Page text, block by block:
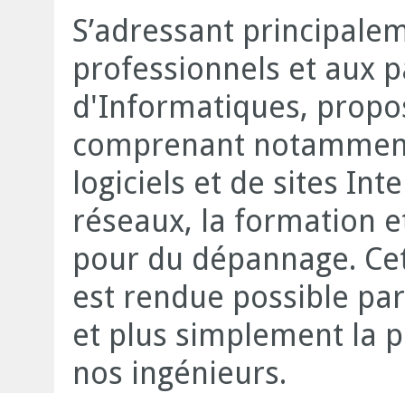
S’adressant
professionnels et aux
d'Informatiques,
comprenant
logiciels et de sites
réseaux, la formation
pour du dépannage.
est rendue possible
et plus simplement la
nos ingénieurs.